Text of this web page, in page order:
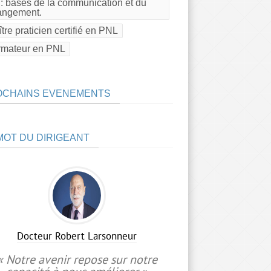
bases de la communication et du
praticien certifié en PNL
en PNL
EVENEMENTS
DU DIRIGEANT
Docteur Robert Larsonneur
Notre avenir repose sur notre